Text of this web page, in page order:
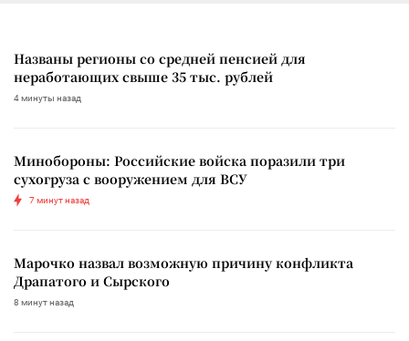
Названы регионы со средней пенсией для
неработающих свыше 35 тыс. рублей
4 минуты назад
Минобороны: Российские войска поразили три
сухогруза с вооружением для ВСУ
7 минут назад
Марочко назвал возможную причину конфликта
Драпатого и Сырского
8 минут назад